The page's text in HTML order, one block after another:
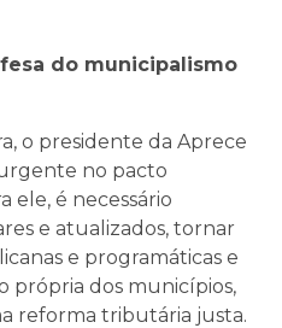
do municipalismo
o presidente da Aprece
no pacto
ele, é necessário
e atualizados, tornar
e programáticas e
própria dos municípios,
reforma tributária justa.